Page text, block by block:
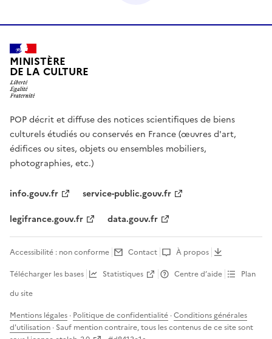
MINISTÈRE
DE LA CULTURE
POP décrit et diffuse des notices scientifiques de biens
culturels étudiés ou conservés en France (œuvres d'art,
édifices ou sites, objets ou ensembles mobiliers,
photographies, etc.)
info.gouv.fr
service-public.gouv.fr
legifrance.gouv.fr
data.gouv.fr
Accessibilité : non conforme Contact
À propos
Télécharger les bases
Statistiques Centre d’aide
Plan
du site
Mentions légales · Politique de confidentialité ·Conditions générales
d'utilisation · Sauf mention contraire, tous les contenus de ce site sont